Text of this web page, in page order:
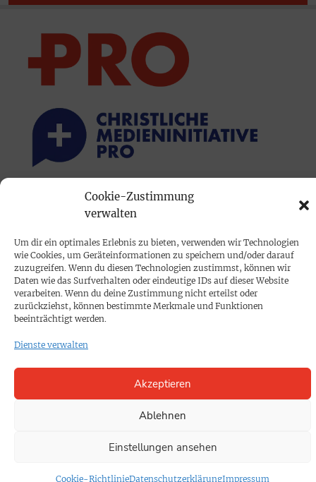
Cookie-Zustimmung
verwalten
Um dir ein optimales Erlebnis zu bieten, verwenden wir Technologien
wie Cookies, um Geräteinformationen zu speichern und/oder darauf
zuzugreifen. Wenn du diesen Technologien zustimmst, können wir
Daten wie das Surfverhalten oder eindeutige IDs auf dieser Website
verarbeiten. Wenn du deine Zustimmung nicht erteilst oder
zurückziehst, können bestimmte Merkmale und Funktionen
beeinträchtigt werden.
Dienste verwalten
Akzeptieren
Ablehnen
Einstellungen ansehen
Cookie-RichtlinieDatenschutzerklärungImpressum
PRINTAUSGABE
PROKOMPAKT
Impressum
SPENDEN
Datenschutz